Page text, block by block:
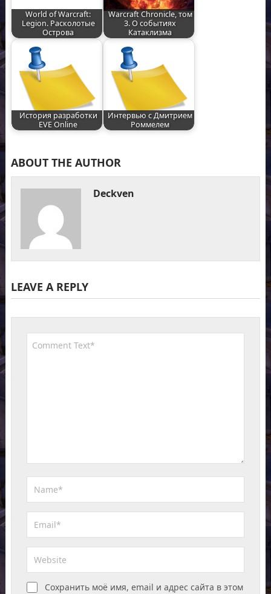
World of Warcraft:
Legion. Расколотые
Острова
Warcraft Chronicle, том
3. О событиях
Катаклизма
История разработки
EVE Online
Интервью с Дмитрием
Роммелем
ABOUT THE AUTHOR
Deckven
LEAVE A REPLY
Сохранить моё имя, email и адрес сайта в этом